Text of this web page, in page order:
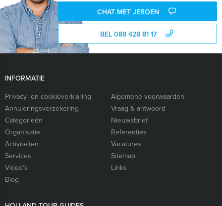
CHAT MET JEROEN
BEL 088 428 81 17
INFORMATIE
Privacy- en cookieverklaring
Algemene voorwaarden
Annuleringsverzekering
Vraag & antwoord
Categorieën
Nieuwsbrief
Organisatie
Referenties
Activiteiten
Vacatures
Services
Sitemap
Video’s
Links
Blog